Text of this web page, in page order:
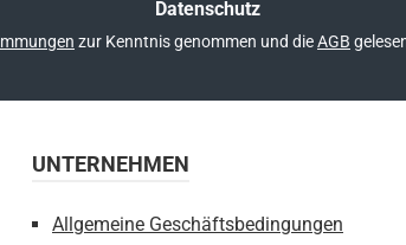
Datenschutz
zur Kenntnis genommen und dieAGB
UNTERNEHMEN
Allgemeine Geschäftsbedingungen